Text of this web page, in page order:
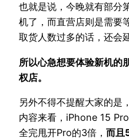
也就是说，今晚就有部分
机了，而直营店则是需要
取货人数过多的话，还会
所以心急想要体验新机的
权店。
另外不得不提醒大家的是
内容来看，iPhone 15
全完甩开Pro的3倍， 而且